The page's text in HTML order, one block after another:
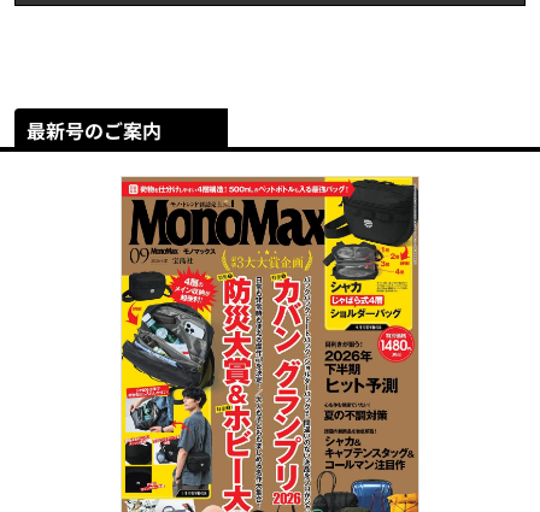
最新号のご案内